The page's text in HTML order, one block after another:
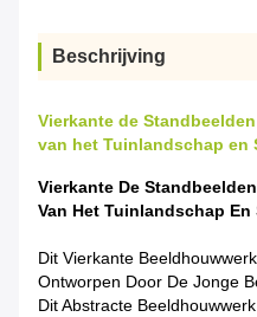
Beschrijving
Vierkante de
van het Tuinlandschap en
Vierkante De
Van Het Tuinlandschap En
Dit Vierkante
Ontworpen Door De Jonge
Dit Abstracte